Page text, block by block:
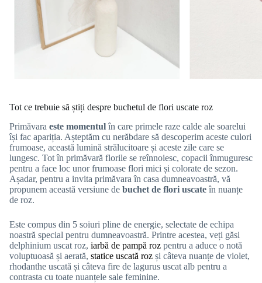
Tot ce trebuie să știți despre buchetul de flori uscate roz
Primăvara este momentulîn care primele raze calde ale soarelui
își fac apariția. Așteptăm cu nerăbdare să descoperim aceste culori
frumoase, această lumină strălucitoare și aceste zile care se
lungesc. Tot în primăvară florile se reînnoiesc, copacii înmuguresc
pentru a face loc unor frumoase flori mici și colorate de sezon.
Așadar, pentru a invita primăvara în casa dumneavoastră, vă
propunem această versiune de buchet de flori uscateîn nuanțe
de roz.
Este compus din 5 soiuri pline de energie, selectate de echipa
noastră special pentru dumneavoastră. Printre acestea, veți găsi
delphinium uscat roz, iarbă de pampă roz pentru a aduce o notă
voluptuoasă și aerată, statice uscată roz și câteva nuanțe de violet,
rhodanthe uscată și câteva fire de lagurus uscat alb pentru a
contrasta cu toate nuanțele sale feminine.